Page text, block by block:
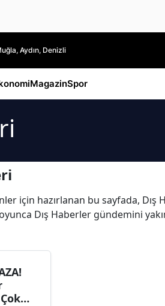
Aydın, Denizli
MagazinSpor
için hazırlanan bu sayfada,
Dış Haberler gündemini